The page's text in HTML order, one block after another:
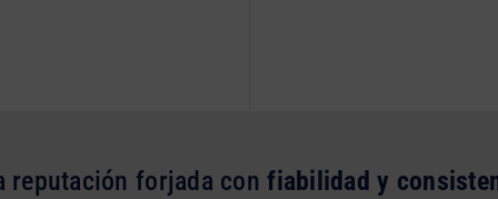
reputación forjada confiabilidad y